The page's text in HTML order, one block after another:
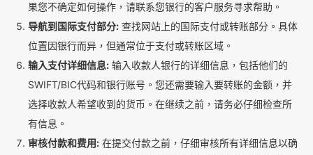
果您不确定如何操作，请联系您银行的客户服务寻求帮助。
导航到国际支付部分: 查找网站上的国际支付或转账部分。具体
位置因银行而异，但通常位于支付或转账区域。
输入支付详细信息: 输入收款人银行的详细信息，包括他们的
SWIFT/BIC代码和银行账号。您还需要输入要转账的金额，并
选择收款人希望收到的货币。在继续之前，请务必仔细检查所
有信息。
审核付款和费用: 在提交付款之前，仔细审核所有详细信息以确